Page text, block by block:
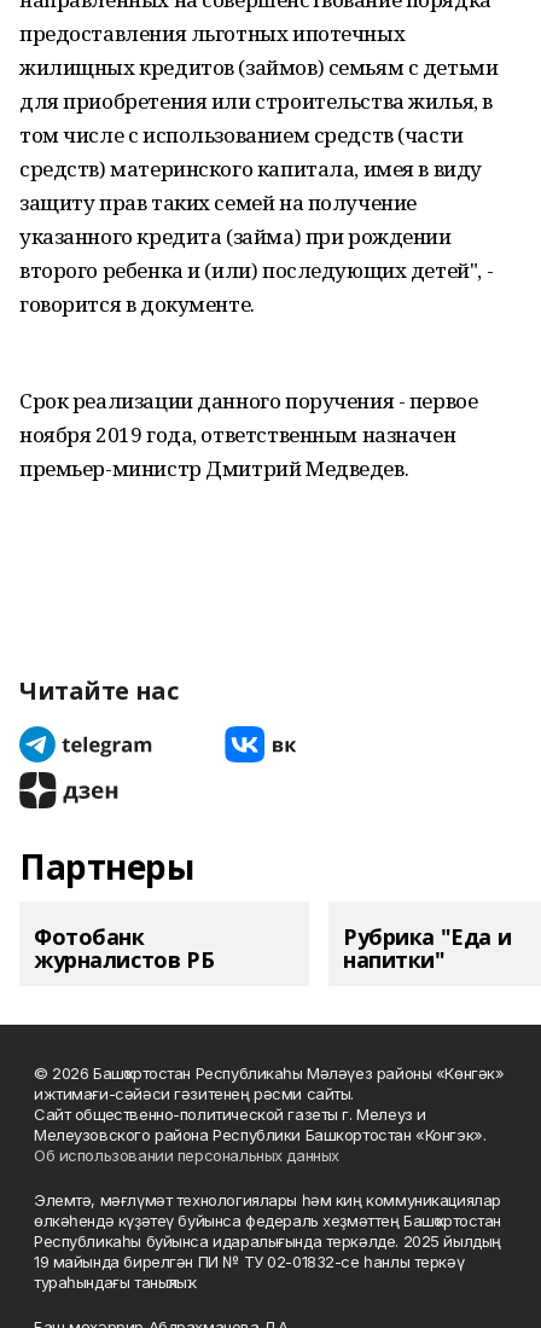
предоставления льготных ипотечных
жилищных кредитов (займов) семьям с детьми
для приобретения или строительства жилья, в
том числе с использованием средств (части
средств) материнского капитала, имея в виду
защиту прав таких семей на получение
указанного кредита (займа) при рождении
второго ребенка и (или) последующих детей", -
говорится в документе.
Срок реализации данного поручения - первое
ноября 2019 года, ответственным назначен
премьер-министр Дмитрий Медведев.
Читайте нас
Партнеры
Фотобанк
журналистов РБ
Рубрика "Еда и
напитки"
© 2026 Башҡортостан Республикаһы Мәләүез районы «Көнгәк»
ижтимағи-сәйәси гәзитенең рәсми сайты.
Сайт общественно-политической газеты г. Мелеуз и
Мелеузовского района Республики Башкортостан «Конгэк».
Об использовании персональных данных
Элемтә, мәғлүмәт технологиялары һәм киң коммуникациялар
өлкәһендә күҙәтеү буйынса федераль хеҙмәттең Башҡортостан
Республикаһы буйынса идаралығында теркәлде. 2025 йылдың
19 майында бирелгән ПИ № ТУ 02-01832-се һанлы теркәү
тураһындағы таныҡлыҡ.